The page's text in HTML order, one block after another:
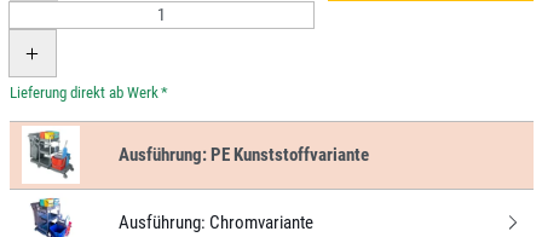
*
Ausführung:PE Kunststoffvariante
Ausführung: Chromvariante